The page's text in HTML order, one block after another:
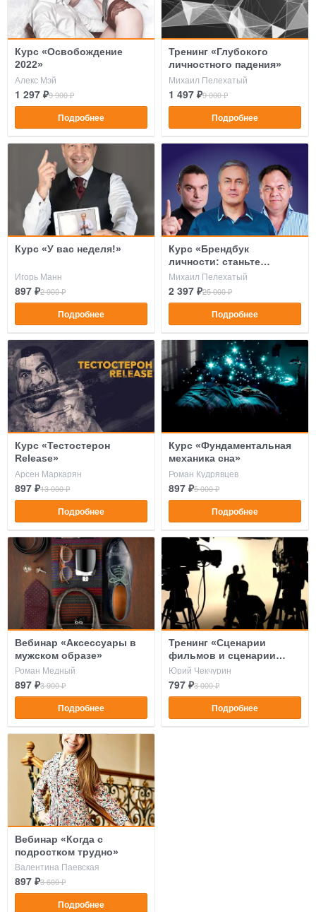
Курс «Освобождение
2022»
Алекс Мэй
1 297 ₽9 900 ₽
Подробнее
Тренинг «Глубокого
личностного падения»
Михаил Пелехатый
1 497 ₽9 000 ₽
Подробнее
Курс «У вас неделя!»
Игорь Манн
897 ₽2 900 ₽
Подробнее
Курс «Брендбук
личности: станьте
человеком-легендой в
своей сфере 2025»
Михаил Пелехатый
2 397 ₽25 000 ₽
Подробнее
Курс «Тестостерон
Release»
Арсен Маркарян
897 ₽13 000 ₽
Подробнее
Курс «Фундаментальная
механика сна»
Роман Кудрявцев
897 ₽5 000 ₽
Подробнее
Вебинар «Аксессуары в
мужском образе»
Роман Медный
897 ₽3 900 ₽
Подробнее
Тренинг «Сценарии
фильмов и сценарии
жизни»
Юрий Чекчурин
797 ₽3 000 ₽
Подробнее
Вебинар «Когда с
подростком трудно»
Валентина Паевская
897 ₽3 600 ₽
Подробнее